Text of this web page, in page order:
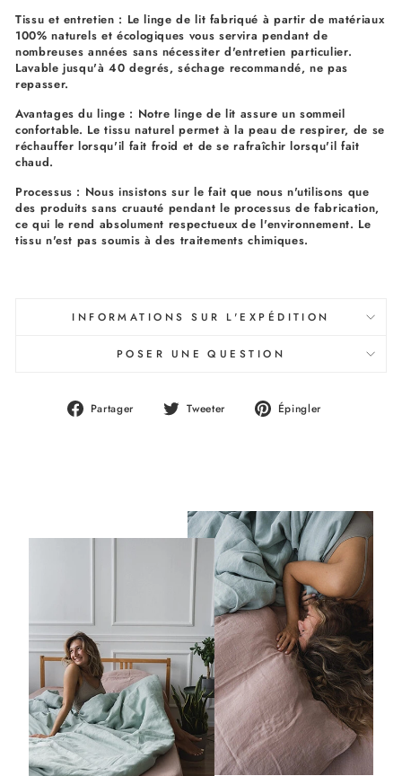
Tissu et entretien : Le linge de lit fabriqué à partir de matériaux
100% naturels et écologiques vous servira pendant de
nombreuses années sans nécessiter d'entretien particulier.
Lavable jusqu'à 40 degrés, séchage recommandé, ne pas
repasser.
Avantages du linge : Notre linge de lit assure un sommeil
confortable. Le tissu naturel permet à la peau de respirer, de se
réchauffer lorsqu'il fait froid et de se rafraîchir lorsqu'il fait
chaud.
Processus : Nous insistons sur le fait que nous n'utilisons que
des produits sans cruauté pendant le processus de fabrication,
ce qui le rend absolument respectueux de l'environnement. Le
tissu n'est pas soumis à des traitements chimiques.
INFORMATIONS SUR L'EXPÉDITION
POSER UNE QUESTION
Partager
PartagerTweeter
TweeterÉpingler